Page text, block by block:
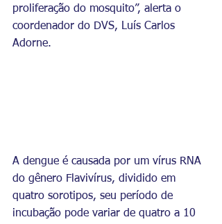
proliferação do mosquito”, alerta o
coordenador do DVS, Luís Carlos
Adorne.
A dengue é causada por um vírus RNA
do gênero Flavivírus, dividido em
quatro sorotipos, seu período de
incubação pode variar de quatro a 10